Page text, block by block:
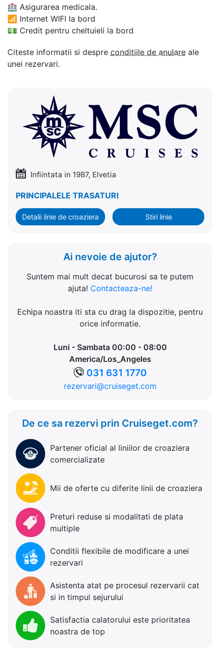
🏥 Asigurarea medicala.
📶 Internet WIFI la bord
💵 Credit pentru cheltuieli la bord
Citeste informatii si despre conditiile de anulare ale
unei rezervari.
Infiintata in 1987, Elvetia
PRINCIPALELE TRASATURI
Detalii linie de croaziera Stiri linie
Ai nevoie de ajutor?
Suntem mai mult decat bucurosi sa te putem
ajuta! Contacteaza-ne!
Echipa noastra iti sta cu drag la dispozitie, pentru
orice informatie.
Luni - Sambata 00:00 - 08:00
America/Los_Angeles
031 631 1770
rezervari@cruiseget.com
De ce sa rezervi prin Cruiseget.com?
Partener oficial al liniilor de croaziera
comercializate
Mii de oferte cu diferite linii de croaziera
Preturi reduse si modalitati de plata
multiple
Conditii flexibile de modificare a unei
rezervari
Asistenta atat pe procesul rezervarii cat
si in timpul sejurului
Satisfactia calatorului este prioritatea
noastra de top